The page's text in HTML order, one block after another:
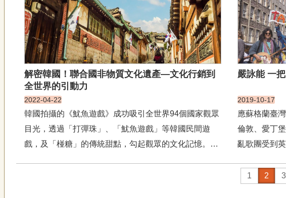
旦、伊...
解密韓國！聯合國非物質文化遺產—文化行銷到
全世界的引動力
2022-04-22
韓國拍攝的《魷魚遊戲》成功吸引全世界94個國家觀眾
目光，透過「打彈珠」、「魷魚遊戲」等韓國民間遊
戲，及「椪糖」的傳統甜點，勾起觀眾的文化記憶。不
嚴詠能 一
2019-10-17
應蘇格蘭臺
倫敦、愛丁
亂歌團受到
「今年我就
1 2 3